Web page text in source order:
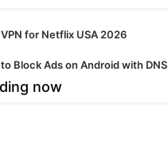
for Netflix USA 2026
Block Ads on Android with DNS
now